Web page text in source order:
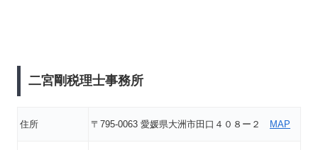
二宮剛税理士事務所
住所 〒795-0063 愛媛県大洲市田口４０８ー２ MAP